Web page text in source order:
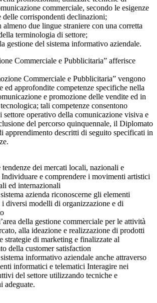
commerciale, secondo le esigenze
delle corrispondenti declinazioni;
almeno due lingue straniere con una corretta
terminologia di settore;
gestione del sistema informativo aziendale.
Commerciale e Pubblicitaria” afferisce
Commerciale e Pubblicitaria” vengono
ed approfondite competenze specifiche nella
e promozione delle vendite ed in
tali competenze consentono
settore operativo della comunicazione visiva e
del percorso quinquennale, il Diplomato
apprendimento descritti di seguito specificati in
dei mercati locali, nazionali e
e comprendere i movimenti artistici
ed internazionali
azienda riconoscerne gli elementi
diversi modelli di organizzazione e di
della gestione commerciale per le attività
alla ideazione e realizzazione di prodotti
strategie di marketing e finalizzate al
della customer satisfaction
informativo aziendale anche attraverso
informatici e telematici Interagire nei
del settore utilizzando tecniche e
adeguate.